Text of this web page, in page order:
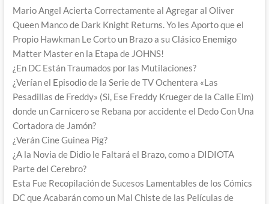
Mario Angel Acierta Correctamente al Agregar al Oliver
Queen Manco de Dark Knight Returns. Yo les Aporto que el
Propio Hawkman Le Corto un Brazo a su Clásico Enemigo
Matter Master en la Etapa de JOHNS!
¿En DC Están Traumados por las Mutilaciones?
¿Verían el Episodio de la Serie de TV Ochentera «Las
Pesadillas de Freddy» (Si, Ese Freddy Krueger de la Calle Elm)
donde un Carnicero se Rebana por accidente el Dedo Con Una
Cortadora de Jamón?
¿Verán Cine Guinea Pig?
¿A la Novia de Didio le Faltará el Brazo, como a DIDIOTA
Parte del Cerebro?
Esta Fue Recopilación de Sucesos Lamentables de los Cómics
DC que Acabarán como un Mal Chiste de las Películas de